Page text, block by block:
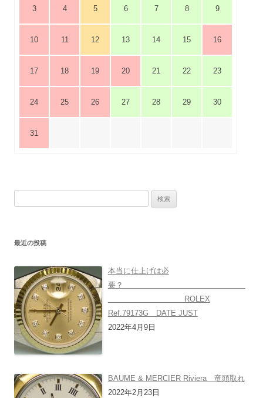
3 4 5 6 7 8 9
10 11 12 13 14 15 16
17 18 19 20 21 22 23
24 25 26 27 28 29 30
31
最近の投稿
本当に仕上げは必
要？
ROLEX
Ref.79173G DATE JUST
2022年4月9日
BAUME & MERCIER Riviera 竜頭取れ
2022年2月23日